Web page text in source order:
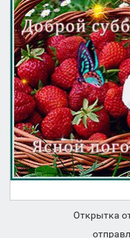
Открытка